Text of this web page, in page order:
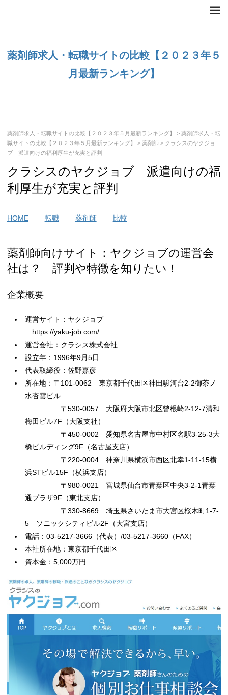
薬剤師求人・転職サイトの比較【２０２３年５
月最新ランキング】
薬剤師求人・転職サイトの比較【２０２３年５月最新ランキング】 > 薬剤師求人・転
職サイトの比較【２０２３年５月最新ランキング】
> 薬剤師 > クラシスのヤクジョ
ブ 派遣向けの福利厚生が充実と評判
クラシスのヤクジョブ 派遣向けの福
利厚生が充実と評判
HOME 転職 薬剤師 比較
薬剤師向けサイト：ヤクジョブの運営会
社は？ 評判や特徴を知りたい！
企業概要
運営サイト：ヤクジョブ
https://yaku-job.com/
運営会社：クラシス株式会社
設立年：1996年9月5日
代表取締役：佐野嘉彦
所在地：〒101-0062 東京都千代田区神田駿河台2-2御茶ノ
水杏雲ビル
〒530-0057 大阪府大阪市北区曾根崎2-12-7清和
梅田ビル7F（大阪支社）
〒450-0002 愛知県名古屋市中村区名駅3-25-3大
橋ビルディング9F（名古屋支店）
〒220-0004 神奈川県横浜市西区北幸1-11-15横
浜STビル15F（横浜支店）
〒980-0021 宮城県仙台市青葉区中央3-2-1青葉
通プラザ9F（東北支店）
〒330-8669 埼玉県さいたま市大宮区桜木町1-7-
5 ソニックシティビル2F（大宮支店）
電話：03-5217-3666（代表）/03-5217-3660（FAX）
本社所在地：東京都千代田区
資本金：5,000万円